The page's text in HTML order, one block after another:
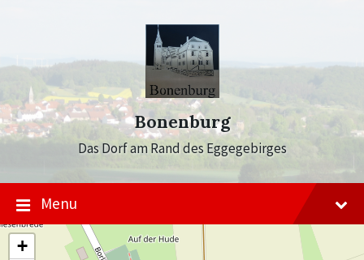
Bonenburg
Das Dorf am Rand des Eggegebirges
Menu
+